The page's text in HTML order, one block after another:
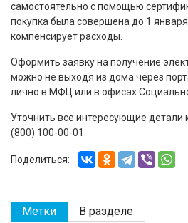
самостоятельно с помощью
покупка была совершена до 1
компенсирует расходы.
Оформить заявку на получение
можно не выходя из дома через
лично в МФЦ или в офисах
Уточнить все интересующие детали
(800) 100-00-01.
Поделиться:
Метки В разделе